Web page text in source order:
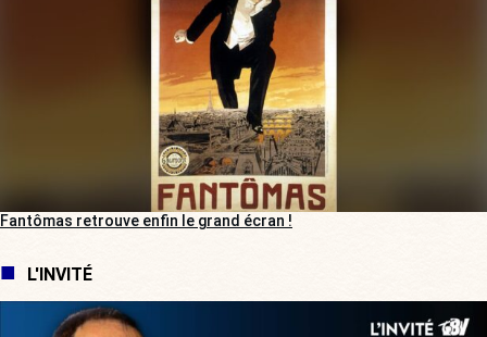
Fantômas retrouve enfin le grand écran !
L'INVITÉ